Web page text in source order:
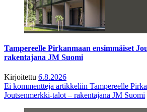
Tampereelle Pirkanmaan ensimmäiset
rakentajana JM Suomi
Kirjoitettu 6.8.2026
Ei kommentteja artikkeliin Tampereelle
Joutsenmerkki-talot – rakentajana JM Suomi